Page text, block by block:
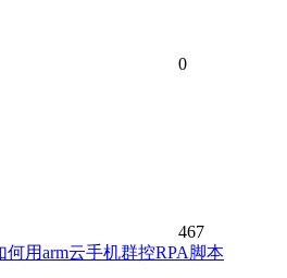
0
467
何用arm云手机群控RPA脚本